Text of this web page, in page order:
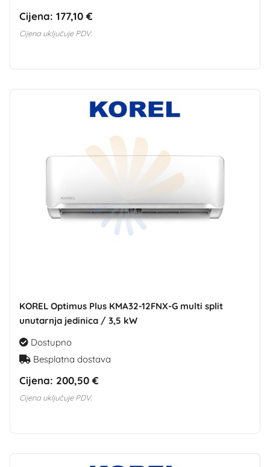
Cijena: 177,10 €
Cijena uključuje PDV.
KOREL Optimus Plus KMA32-12FNX-G multi split
unutarnja jedinica / 3,5 kW
Dostupno
Besplatna dostava
Cijena: 200,50 €
Cijena uključuje PDV.